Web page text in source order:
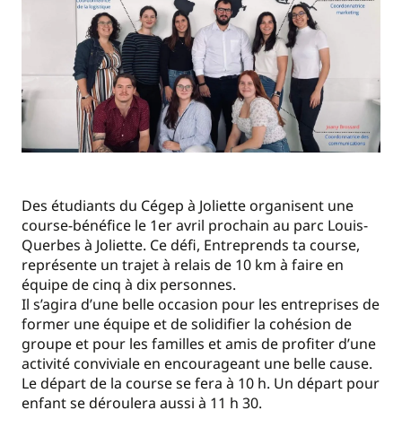
Des étudiants du Cégep à Joliette organisent une
course-bénéfice le 1er avril prochain au parc Louis-
Querbes à Joliette. Ce défi, Entreprends ta course,
représente un trajet à relais de 10 km à faire en
équipe de cinq à dix personnes.
Il s’agira d’une belle occasion pour les entreprises de
former une équipe et de solidifier la cohésion de
groupe et pour les familles et amis de profiter d’une
activité conviviale en encourageant une belle cause.
Le départ de la course se fera à 10 h. Un départ pour
enfant se déroulera aussi à 11 h 30.